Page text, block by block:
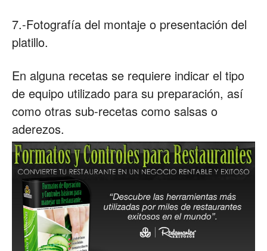
7.-Fotografía del montaje o presentación del
platillo.
En alguna recetas se requiere indicar el tipo
de equipo utilizado para su preparación, así
como otras sub-recetas como salsas o
aderezos.